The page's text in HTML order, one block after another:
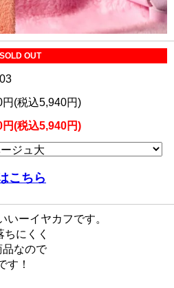
SOLD OUT
円(税込5,940円)
円(税込5,940円)
こちら
いーイヤカフです。
にくく
なので
す！